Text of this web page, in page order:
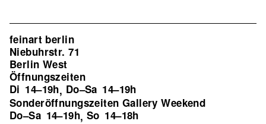
feinart berlin
Niebuhrstr. 71
Berlin West
Öffnungszeiten
Di 14–19h, Do–Sa 14–19h
Sonderöffnungszeiten Gallery Weekend
Do–Sa 14–19h, So 14–18h